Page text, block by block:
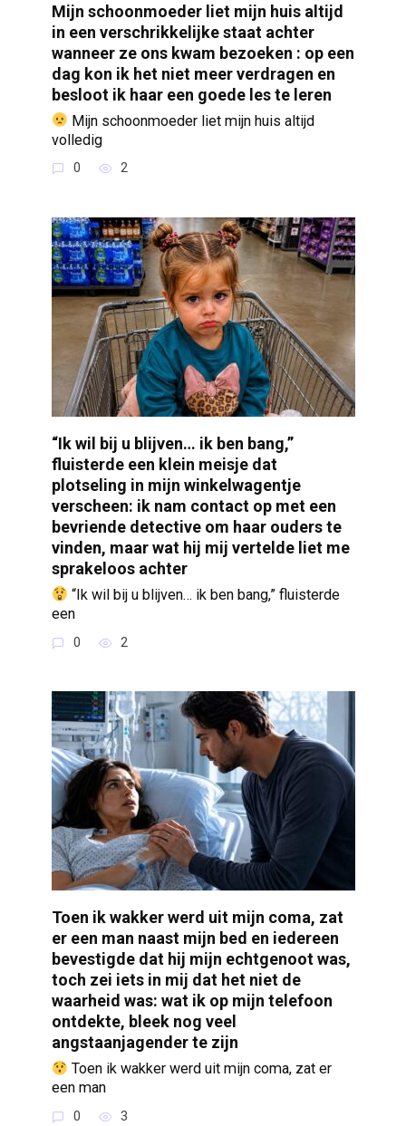
Mijn schoonmoeder liet mijn huis altijd
in een verschrikkelijke staat achter
wanneer ze ons kwam bezoeken : op een
dag kon ik het niet meer verdragen en
besloot ik haar een goede les te leren
Mijn schoonmoeder liet mijn huis altijd
volledig
0 2
“Ik wil bij u blijven… ik ben bang,”
fluisterde een klein meisje dat
plotseling in mijn winkelwagentje
verscheen: ik nam contact op met een
bevriende detective om haar ouders te
vinden, maar wat hij mij vertelde liet me
sprakeloos achter
“Ik wil bij u blijven… ik ben bang,” fluisterde
een
0 2
Toen ik wakker werd uit mijn coma, zat
er een man naast mijn bed en iedereen
bevestigde dat hij mijn echtgenoot was,
toch zei iets in mij dat het niet de
waarheid was: wat ik op mijn telefoon
ontdekte, bleek nog veel
angstaanjagender te zijn
Toen ik wakker werd uit mijn coma, zat er
een man
0 3